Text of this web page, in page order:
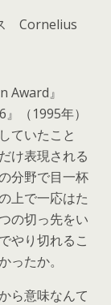
ス Cornelius
Award』
（1995年）
ていたこと
け表現される
分野で目一杯
上で一応はた
の切っ先をい
やり切れるこ
ったか。
ら意味なんて